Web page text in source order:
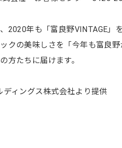
2020年も「富良野VINTAGE」
クの美味しさを「今年も富良
方たちに届けます。
ィングス株式会社より提供